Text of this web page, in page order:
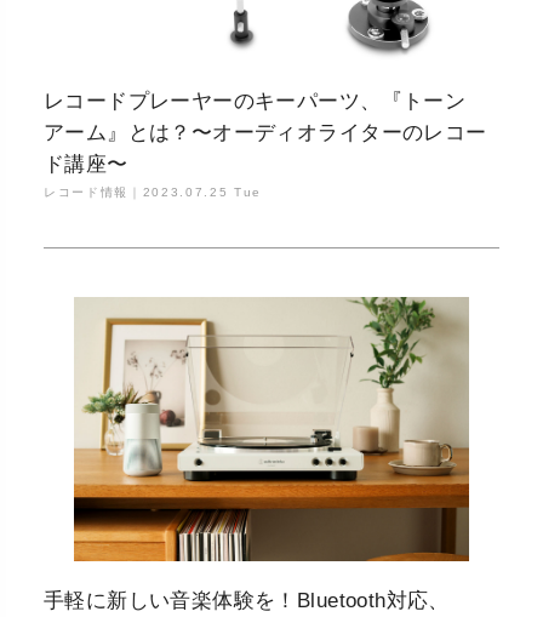
レコードプレーヤーのキーパーツ、『トーン
アーム』とは？〜オーディオライターのレコー
ド講座〜
レコード情報｜ 2023.07.25 Tue
手軽に新しい音楽体験を！Bluetooth対応、